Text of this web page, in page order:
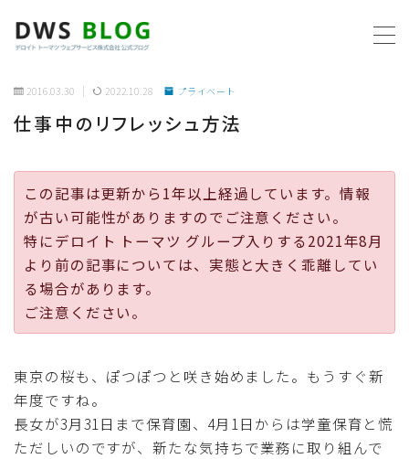
ホーム
AWS
プログラミング
ビジネス
社内制度
採用
2016.03.30 2022.10.28 プライベート
仕事中のリフレッシュ方法
この記事は更新から1年以上経過しています。情報
が古い可能性がありますのでご注意ください。
特にデロイト トーマツ グループ入りする2021年8月
より前の記事については、実態と大きく乖離してい
る場合があります。
ご注意ください。
東京の桜も、ぽつぽつと咲き始めました。もうすぐ新
年度ですね。
長女が3月31日まで保育園、4月1日からは学童保育と慌
ただしいのですが、新たな気持ちで業務に取り組んで